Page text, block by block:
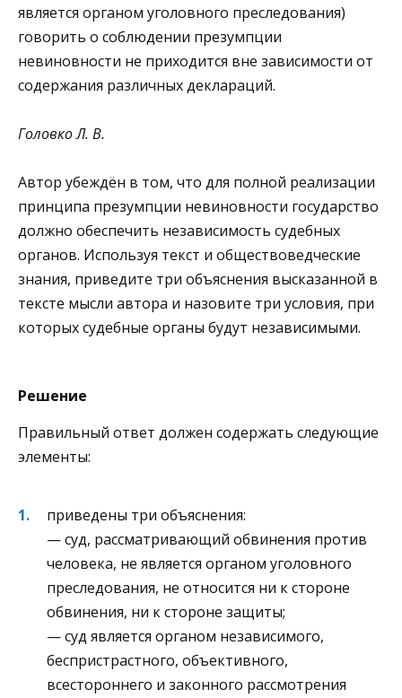
является органом уголовного преследования)
говорить о соблюдении презумпции
невиновности не приходится вне зависимости от
содержания различных деклараций.
Головко Л. В.
Автор убеждён в том, что для полной реализации
принципа презумпции невиновности государство
должно обеспечить независимость судебных
органов. Используя текст и обществоведческие
знания, приведите три объяснения высказанной в
тексте мысли автора и назовите три условия, при
которых судебные органы будут независимыми.
Решение
Правильный ответ должен содержать следующие
элементы:
приведены три объяснения:
— суд, рассматривающий обвинения против
человека, не является органом уголовного
преследования, не относится ни к стороне
обвинения, ни к стороне защиты;
— суд является органом независимого,
беспристрастного, объективного,
всестороннего и законного рассмотрения